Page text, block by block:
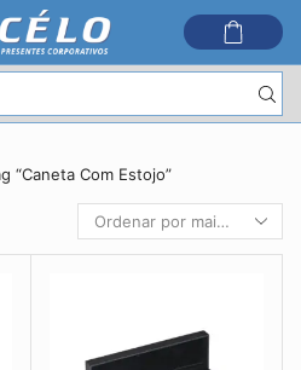
de
“Caneta Com Estojo”